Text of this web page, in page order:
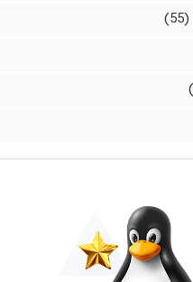
(55)